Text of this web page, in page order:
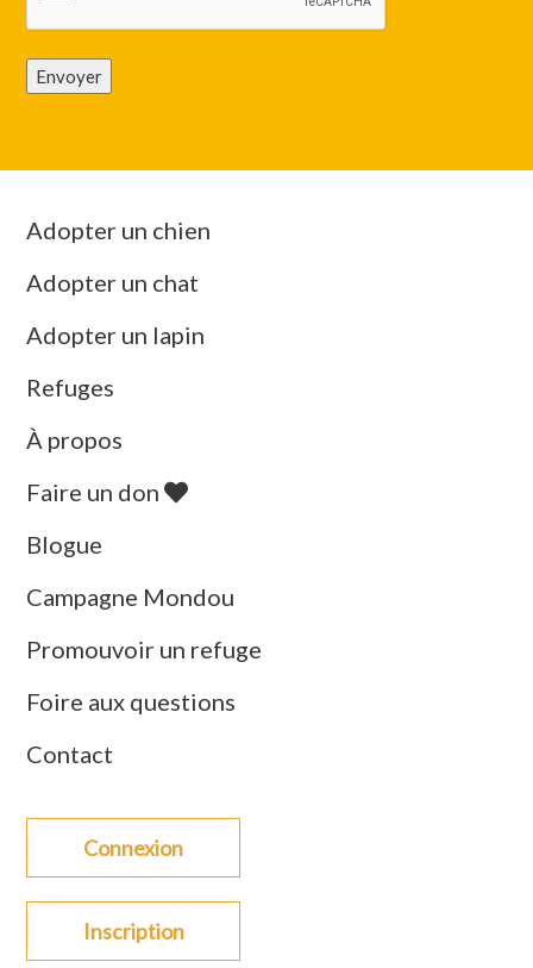
Envoyer
Adopter un chien
Adopter un chat
Adopter un lapin
Refuges
À propos
Faire un don
Blogue
Campagne Mondou
Promouvoir un refuge
Foire aux questions
Contact
Connexion
Inscription